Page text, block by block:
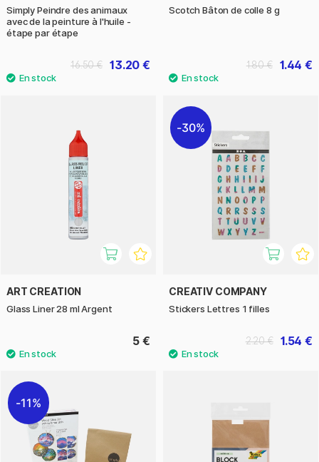
Simply Peindre des animaux
avec de la peinture à l'huile -
étape par étape
13.20 €
16.50 €
Scotch Bâton de colle 8 g
1.44 €
1.80 €
ART CREATION
Glass Liner 28 ml Argent
5 €
30%
CREATIV COMPANY
Stickers Lettres 1 filles
1.54 €
2.20 €
11%